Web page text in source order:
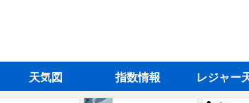
天気図 指数情報 レジャー